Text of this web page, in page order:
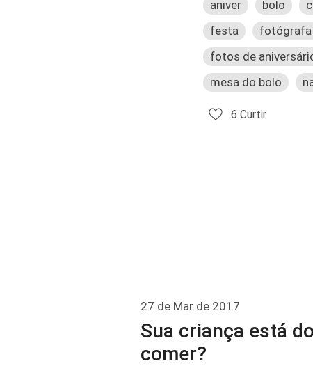
aniver
bolo
festa
fotógrafa
fotos de
mesa do bolo
6 Curtir
27 de Mar de 2017
Sua criança está
comer?